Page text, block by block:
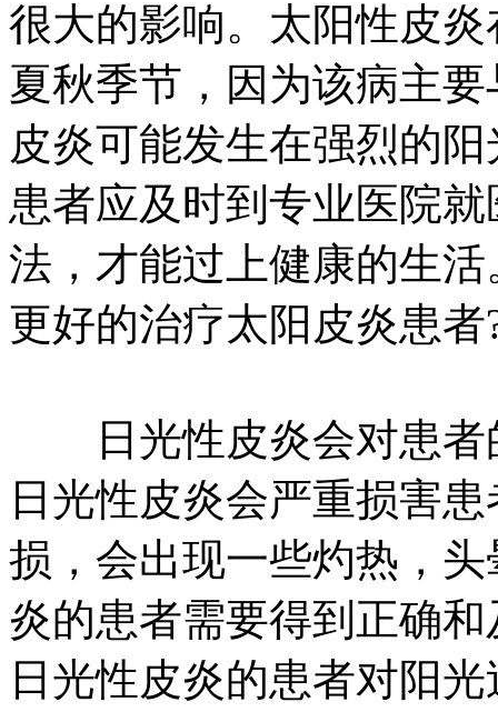
很大的影响。太阳性皮
夏秋季节，因为该病主
皮炎可能发生在强烈的
患者应及时到专业医院
法，才能过上健康的生
更好的治疗太阳皮炎患者
日光性皮炎会对患者
日光性皮炎会严重损害
损，会出现一些灼热，
炎的患者需要得到正确
日光性皮炎的患者对阳